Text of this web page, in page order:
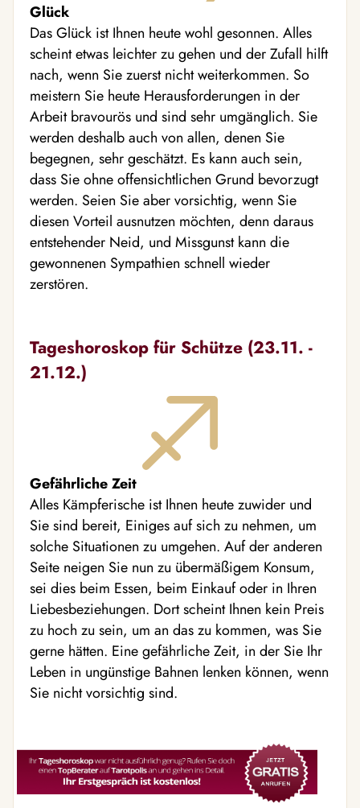
Glück
Das Glück ist Ihnen heute wohl gesonnen. Alles
scheint etwas leichter zu gehen und der Zufall hilft
nach, wenn Sie zuerst nicht weiterkommen. So
meistern Sie heute Herausforderungen in der
Arbeit bravourös und sind sehr umgänglich. Sie
werden deshalb auch von allen, denen Sie
begegnen, sehr geschätzt. Es kann auch sein,
dass Sie ohne offensichtlichen Grund bevorzugt
werden. Seien Sie aber vorsichtig, wenn Sie
diesen Vorteil ausnutzen möchten, denn daraus
entstehender Neid, und Missgunst kann die
gewonnenen Sympathien schnell wieder
zerstören.
Tageshoroskop für Schütze (23.11. -
21.12.)
Gefährliche Zeit
Alles Kämpferische ist Ihnen heute zuwider und
Sie sind bereit, Einiges auf sich zu nehmen, um
solche Situationen zu umgehen. Auf der anderen
Seite neigen Sie nun zu übermäßigem Konsum,
sei dies beim Essen, beim Einkauf oder in Ihren
Liebesbeziehungen. Dort scheint Ihnen kein Preis
zu hoch zu sein, um an das zu kommen, was Sie
gerne hätten. Eine gefährliche Zeit, in der Sie Ihr
Leben in ungünstige Bahnen lenken können, wenn
Sie nicht vorsichtig sind.